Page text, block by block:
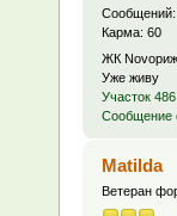
Сообщений:
Карма: 60
ЖК
Уже живу
Участок 486
Сообщение
Matilda
Ветеран